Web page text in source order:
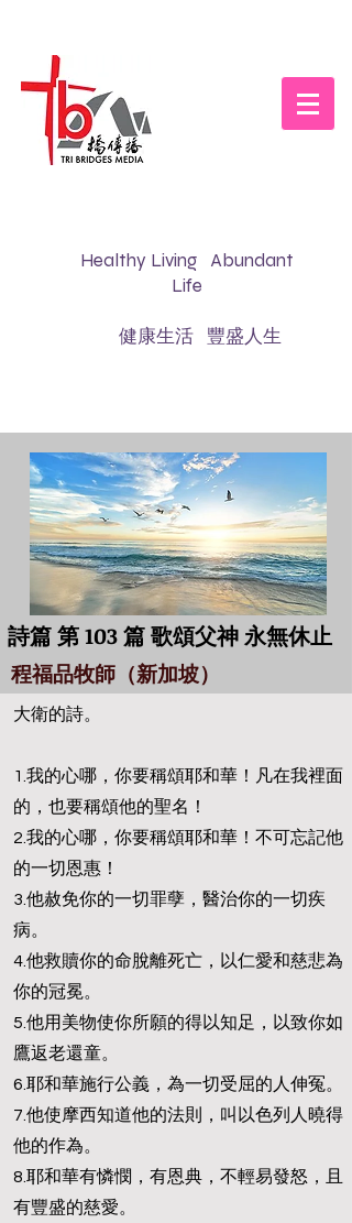
Healthy Living Abundant
Life
健康生活 豐盛人生
詩篇 第 103 篇 歌頌父神 永無休止
大衛的詩。
1.我的心哪，你要稱頌耶和華！凡在我裡面
的，也要稱頌他的聖名！
2.我的心哪，你要稱頌耶和華！不可忘記他
的一切恩惠！
3.他赦免你的一切罪孽，醫治你的一切疾
病。
4.他救贖你的命脫離死亡，以仁愛和慈悲為
你的冠冕。
5.他用美物使你所願的得以知足，以致你如
鷹返老還童。
6.耶和華施行公義，為一切受屈的人伸冤。
7.他使摩西知道他的法則，叫以色列人曉得
他的作為。
8.耶和華有憐憫，有恩典，不輕易發怒，且
有豐盛的慈愛。
程福品牧師（新加坡）